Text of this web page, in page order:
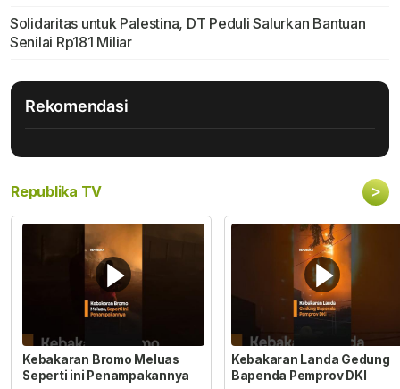
Solidaritas untuk Palestina, DT Peduli Salurkan Bantuan
Senilai Rp181 Miliar
Rekomendasi
Republika TV >
Kebakaran Bromo Meluas
Seperti ini Penampakannya
Kebakaran Landa Gedung
Bapenda Pemprov DKI